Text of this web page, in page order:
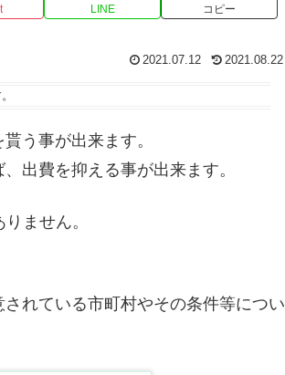
LINE コピー
2021.07.12 2021.08.22
う事が出来ます。
出費を抑える事が出来ます。
ません。
れている市町村やその条件等につい